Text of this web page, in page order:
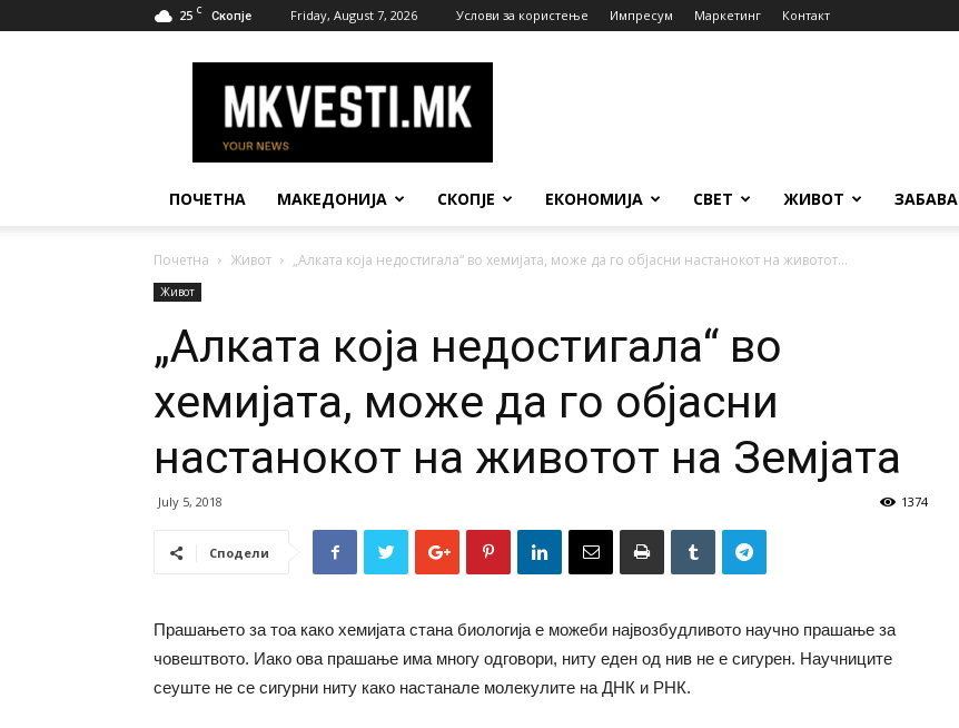
25 C Скопје Friday, August 7, 2026 Услови за користење Импресум Маркетинг Контакт
Вести
ПОЧЕТНА МАКЕДОНИЈА СКОПЈЕ ЕКОНОМИЈА СВЕТ ЖИВОТ ЗАБАВА
Почетна Живот „Алката која недостигала“ во хемијата, може да го објасни настанокот на животот...
Живот
„Алката која недостигала“ во
хемијата, може да го објасни
настанокот на животот на Земјата
July 5, 2018 1374
Сподели
Прашањето за тоа како хемијата стана биологија е можеби највозбудливото научно прашање за
човештвото. Иако ова прашање има многу одговори, ниту еден од нив не е сигурен. Научниците
сеуште не се сигурни ниту како настанале молекулите на ДНК и РНК.